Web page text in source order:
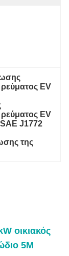
EV
EV
J1772
της
οικιακός
5M